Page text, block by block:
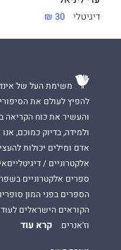
דיגיטלי 30 ₪
משימת העל של
להפיץ לעולם את
והעשיר את כוח הקריאה
ולמידה, בדיוק כמוכם,
אדם ומילים יכולות
אלקטרוניים /
ספרים אלקטרוניים
הספרים בפני המון
הקוראים הישראלים
וז'אנרים.
קרא עוד